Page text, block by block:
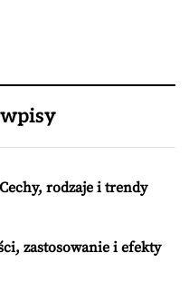
rodzaje i trendy
zastosowanie i efekty